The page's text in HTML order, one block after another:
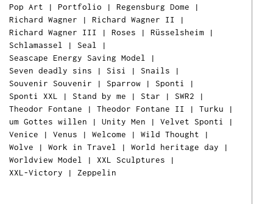
Pop Art | Portfolio | Regensburg Dome |
Richard Wagner | Richard Wagner II
|
Richard Wagner III
| Roses | Rüsselsheim |
Schlamassel
| Seal
|
Seascape Energy Saving Model
|
Seven deadly sins | Sisi | Snails |
Souvenir Souvenir | Sparrow | Sponti
|
Sponti XXL
| Stand by me | Star | SWR2 |
Theodor Fontane | Theodor Fontane II | Turku |
um Gottes willen | Unity Men | Velvet Sponti
|
Venice | Venus | Welcome | Wild Thought |
Wolve | Work in Travel | World heritage day |
Worldview Model
| XXL Sculptures |
XXL-Victory | Zeppelin